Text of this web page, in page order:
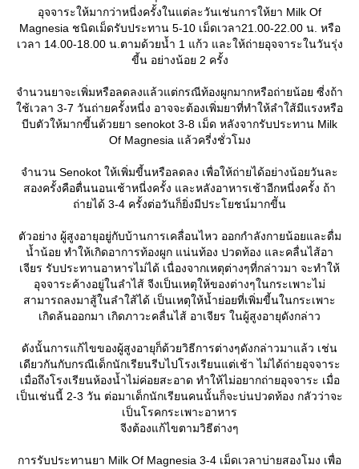
อุจจาระให้มากว่าหนี่งครั้งในแต่ละวันเช่นการให้ยา Milk Of
Magnesia ชนิดเม็ดรับประทาน 5-10 เม็ดเวลา21.00-22.00 น. หรือ
เวลา 14.00-18.00 น.ตามด้วยน้ำ 1 แก้ว และให้ถ่ายอุจจาระในวันรุ่ง
ขี้น อย่างน้อย 2 ครั้ง
จำนวนยาจะเพิ่มหรือลดลงแล้วแต่กรณีท้องผูกมากหรือถ่ายน้อย ซี่งถ้า
ช้เวลา 3-7 วันถ่ายครั้งหนี่ง อาจจะต้องเพิ่มยาที่ทำให้ลำใส้มีแรงหรือ
บีบตัวให้มากขี้นด้วยยา senokot 3-8 เม็ด หลังจากรับประทาน Milk
Of Magnesia แล้วครี่งชั่วโมง
จำนวน Senokot ให้เพิ่มขี้นหรือลดลง เพื่อให้ถ่ายได้อย่างน้อยวันละ
สองครั้งคือตื่นนอนเช้าหนี่งครั้ง และหลังอาหารเช้าอีกหนี่งครั้ง ถ้า
ถ่ายได้ 3-4 ครั้งต่อวันก็ยิ่งมีประโยชน์มากขีัน
ตัวอย่าง ผู้สูงอายุอยู่กับบ้านการเคลื่อนไหว ออกกำลังกายน้อยและดื่ม
น้ำน้อย ทำให้เกิดอาการท้องผูก แน่นท้อง ปวดท้อง และคลื่นไส้อา
เจียร รับประทานอาหารไม่ได้ เนื่องจากเหตุต่างๆที่กล่าวมา จะทำให้
อุจจาระค้างอยู่ในลำไส้ จีงเป็นเหตุให้ของต่างๆในกระเพาะไม่
สามารถลงมาสู้ในลำใส้ได้ เป็นเหตุให้น้ำย่อยที่เพิ่มขี้นในกระเพาะ
เกิดล้นออกมา เกิดภาวะคลื่นไส้ อาเจียร ในผู้สูงอายุดังกล่าว
ดังนั้นการแก้ไขของผู้สูงอายุก็ด้วยวิธีการต่างๆดังกล่าวมาแล้ว เช่น
เดียวกันกับกรณีเด็กนักเรียนรีบไปโรงเรียนแต่เช้า ไม่ได้ถ่ายอุจจาระ
เมื่อถึงโรงเรียนห้องน้ำไม่ค่อยสะอาด ทำให้ไม่อยากถ่ายอุจจาระ เมื่อ
เป็นเช่นนี้ 2-3 วัน ต่อมาเด็กนักเรียนคนนั้นก็จะบ่นปวดท้อง กลัวว่าจะ
เป็นโรคกระเพาะอาหาร
จีงต้องแก้ไขตามวิธีต่างๆ
การรับประทานยา Milk Of Magnesia 3-4 เม็ดเวลาบ่ายสองโมง เพื่อ